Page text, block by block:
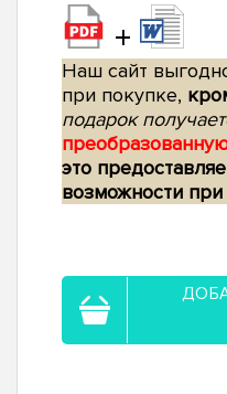
+
Наш сайт
при покупке,
подарок
это
возможности